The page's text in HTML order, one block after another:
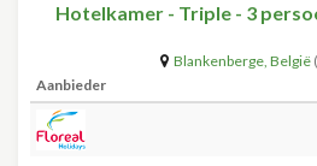
Hotelkamer - Triple - 3
Blankenberge, België
Aanbieder